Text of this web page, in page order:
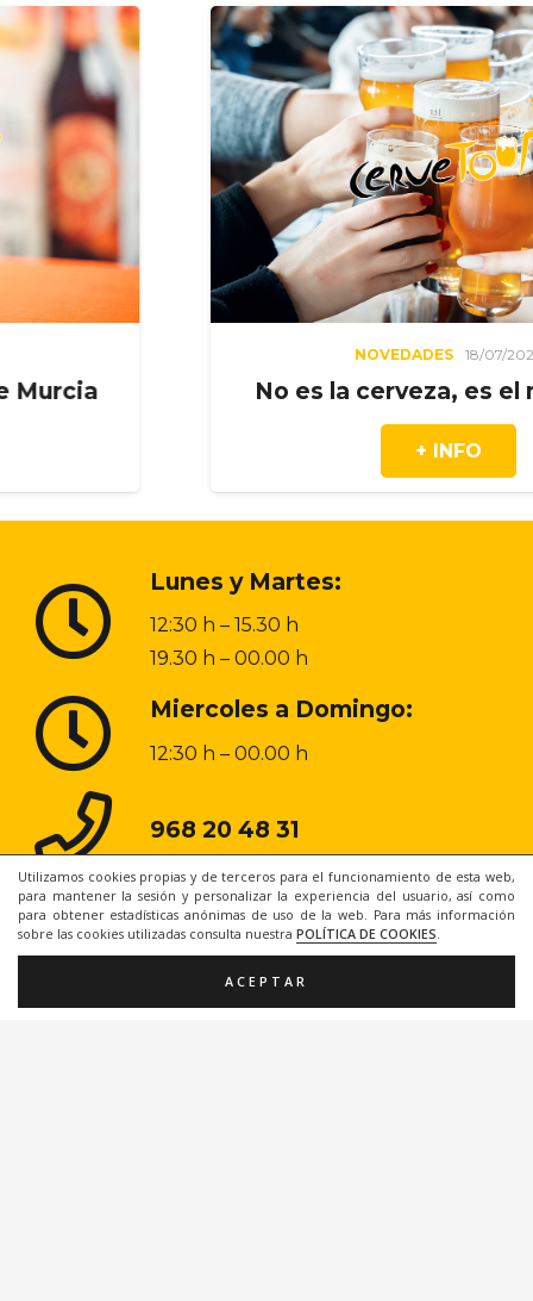
Utilizamos cookies propias y de terceros para el funcionamiento de esta web,
para mantener la sesión y personalizar la experiencia del usuario, así como
para obtener estadísticas anónimas de uso de la web. Para más información
sobre las cookies utilizadas consulta nuestra POLÍTICA DE COOKIES.
ACEPTAR
18/07/2026
No es la cerveza, es el momento
Lunes y Martes:
12:30 h – 15.30 h
19.30 h – 00.00 h
Miercoles a Domingo:
12:30 h – 00.00 h
968 20 48 31